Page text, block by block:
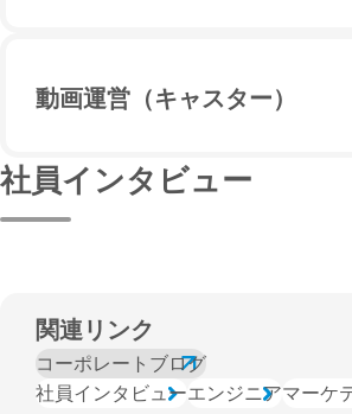
リスクコミュニケーターのミッシ
ンを取ってもらうことです。
取り、アプリのプッシュ通知やSNS
動画運営（キャスター）
「ウェザーニュースLiVE」を通じて
運営スタッフは、刻一刻と変化する
順位を判断する「現場の司令塔」
社員インタビュー
関連リンク
コーポレートブログ
社員インタビューエンジニアマーケ